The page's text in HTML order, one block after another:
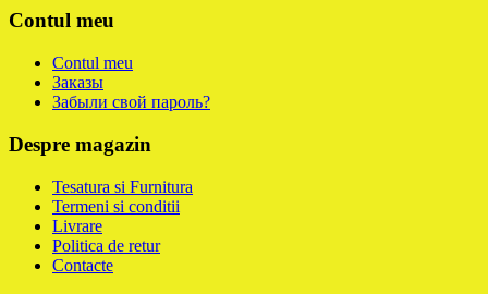
Contul meu
Contul meu
Заказы
Забыли свой пароль?
Despre magazin
Tesatura si Furnitura
Termeni si conditii
Livrare
Politica de retur
Contacte